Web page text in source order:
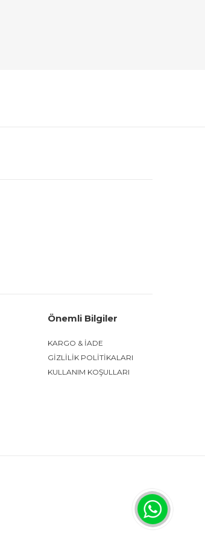
Önemli Bilgiler
KARGO & İADE
GİZLİLİK POLİTİKALARI
KULLANIM KOŞULLARI